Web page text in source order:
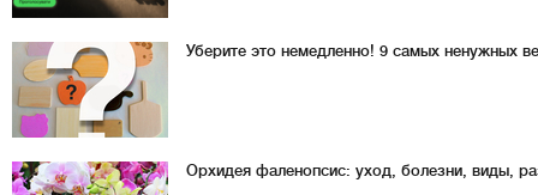
Уберите это немедленно! 9 самых ненужных
Орхидея фаленопсис: уход, болезни, виды,